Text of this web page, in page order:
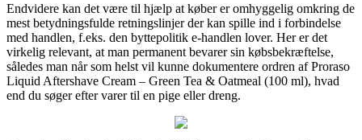
Endvidere kan det være til hjælp at køber er omhyggelig omkring de
mest betydningsfulde retningslinjer der kan spille ind i forbindelse
med handlen, f.eks. den byttepolitik e-handlen lover. Her er det
virkelig relevant, at man permanent bevarer sin købsbekræftelse,
således man når som helst vil kunne dokumentere ordren af Proraso
Liquid Aftershave Cream – Green Tea & Oatmeal (100 ml), hvad
end du søger efter varer til en pige eller dreng.